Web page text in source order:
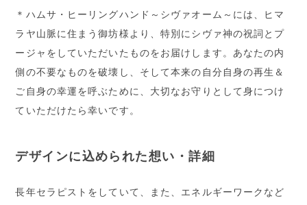
＊ハムサ・ヒーリングハンド～シヴァオーム～には、ヒマ
ラヤ山脈に住まう御坊様より、特別にシヴァ神の祝詞とプ
ージャをしていただいたものをお届けします。あなたの内
側の不要なものを破壊し、そして本来の自分自身の再生＆
ご自身の幸運を呼ぶために、大切なお守りとして身につけ
ていただけたら幸いです。
デザインに込められた想い・詳細
長年セラピストをしていて、また、エネルギーワークなど